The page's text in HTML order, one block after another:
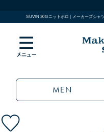
SUVIN 30Gニットポロ | メーカーズシャ
MEN